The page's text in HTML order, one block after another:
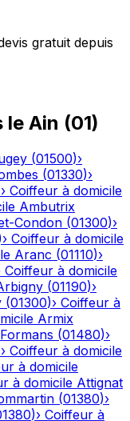
gratuit depuis
le Ain (01)
(01500)›
(01330)›
› Coiffeur à domicile
Ambutrix
Condon (01300)›
› Coiffeur à domicile
Aranc (01110)›
Coiffeur à domicile
(01190)›
(01300)› Coiffeur à
Armix
(01480)›
› Coiffeur à domicile
à domicile
à domicile Attignat
(01380)›
)› Coiffeur à